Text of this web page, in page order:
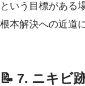
という目標がある
根本解決への近道
📝 7. ニキビ